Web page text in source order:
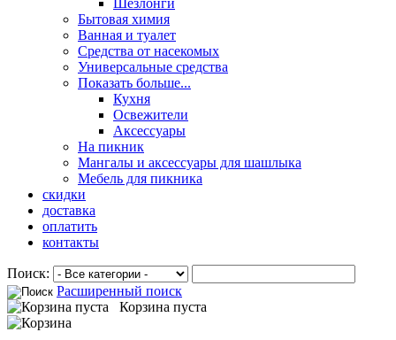
Шезлонги
Бытовая химия
Ванная и туалет
Средства от насекомых
Универсальные средства
Показать больше...
Кухня
Освежители
Аксессуары
На пикник
Мангалы и аксессуары для шашлыка
Мебель для пикника
скидки
доставка
оплатить
контакты
Поиск:
Расширенный поиск
Корзина пуста